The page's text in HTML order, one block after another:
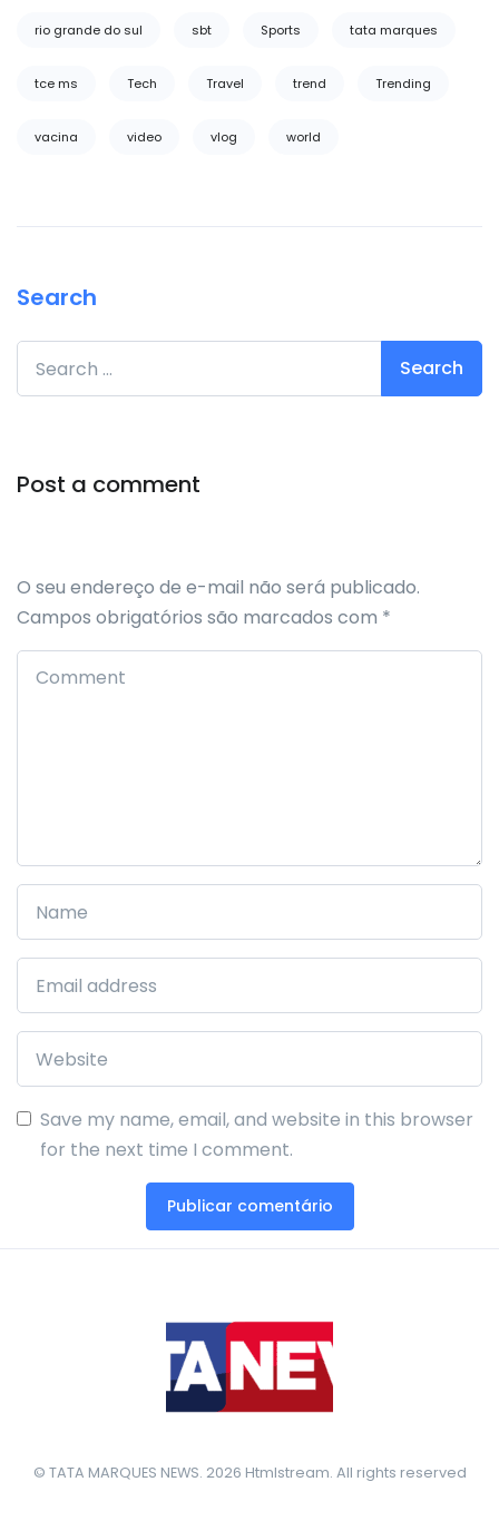
rio grande do sul sbt Sports tata marques
tce ms Tech Travel trend Trending
vacina video vlog world
Search
Search for:
Post a comment
O seu endereço de e-mail não será publicado.
Campos obrigatórios são marcados com *
Save my name, email, and website in this browser
for the next time I comment.
© TATA MARQUES NEWS. 2026 Htmlstream. All rights reserved